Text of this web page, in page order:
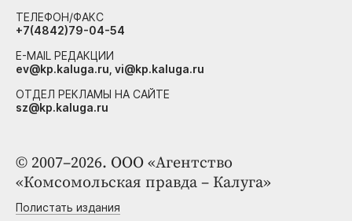
© 2007–2026. ООО «Агентство
«Комсомольская правда – Калуга»
Полистать издания
ТЕЛЕФОН/ФАКС
+7(4842)79-04-54
E-MAIL РЕДАКЦИИ
ev@kp.kaluga.ru, vi@kp.kaluga.ru
ОТДЕЛ РЕКЛАМЫ НА САЙТЕ
sz@kp.kaluga.ru